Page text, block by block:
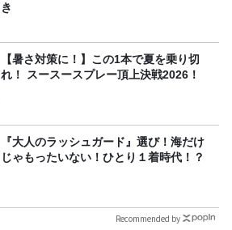
き
【暑さ対策に！】この1本で夏を乗り切
れ！ スースースプレー頂上決戦2026！
『大人のラッシュガード』選び！海だけ
じゃもったいない！ひとり１着時代！？
Recommended by